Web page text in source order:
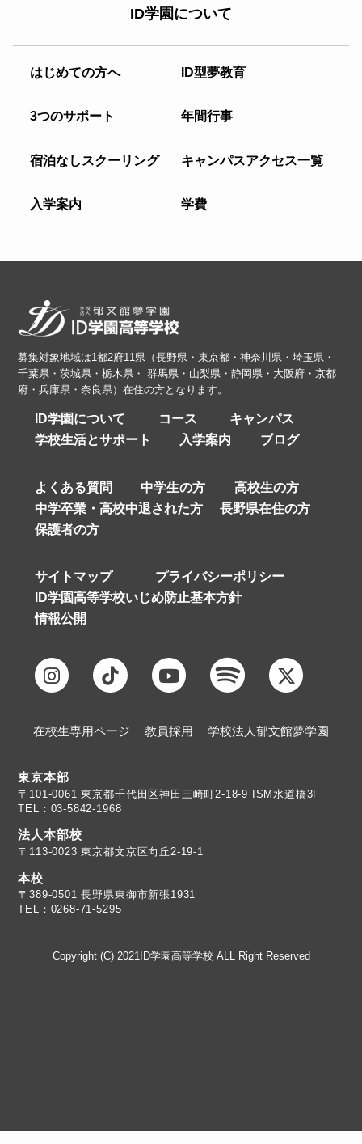
ID学園について
はじめての方へ ID型夢教育
3つのサポート 年間行事
宿泊なしスクーリング キャンパスアクセス一覧
入学案内 学費
募集対象地域は1都2府11県（長野県・東京都・神奈川県・埼玉県・
千葉県・茨城県・栃木県・ 群馬県・山梨県・静岡県・大阪府・京都
府・兵庫県・奈良県）在住の方となります。
ID学園について コース
キャンパス
学校生活とサポート
入学案内 ブログ
よくある質問 中学生の方
高校生の方
中学卒業・高校中退された方
長野県在住の方
保護者の方
サイトマップ
プライバシーポリシー
ID学園高等学校いじめ防止基本方針
情報公開
在校生専用ページ 教員採用 学校法人郁文館夢学園
東京本部
TEL：03-5842-1968
法人本部校
〒113-0023 東京都文京区向丘2-19-1
本校
TEL：0268-71-5295
Copyright (C) 2021ID学園高等学校 ALL Right Reserved